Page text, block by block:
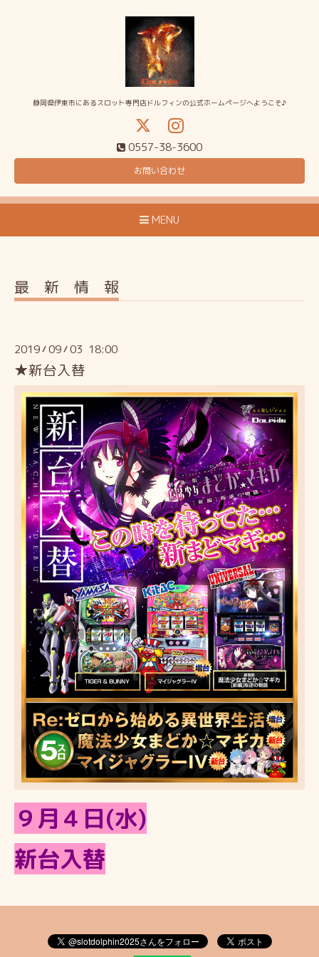
静岡県伊東市にあるスロット専門店ドルフィンの公式ホームページへようこそ♪
0557-38-3600
お問い合わせ
MENU
最 新 情 報
2019/09/03 18:00
★新台入替
９月４日(水)
新台入替